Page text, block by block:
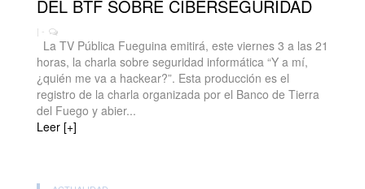
DEL BTF SOBRE CIBERSEGURIDAD
| -
La TV Pública Fueguina emitirá, este viernes 3 a las 21
horas, la charla sobre seguridad informática “Y a mí,
¿quién me va a hackear?”. Esta producción es el
registro de la charla organizada por el Banco de Tierra
del Fuego y abier...
Leer [+]